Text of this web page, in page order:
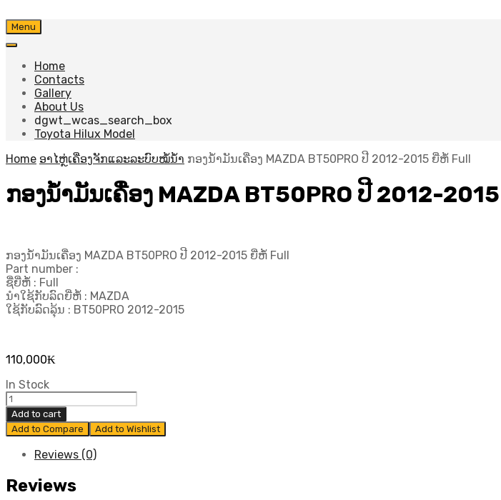
Skip
to
Menu
Home
Contacts
Gallery
About Us
dgwt_wcas_search_box
Toyota Hilux Model
Home ອາໄຫຼ່ເຄື່ອງຈັກແລະລະບົບໝໍ້ນ້ຳ ກອງນ້ຳມັນເຄື່ອງ MAZDA BT50PRO ປີ 2012-2015 ຍີ່ຫໍ້ Full
ກອງນ້ຳມັນເຄື່ອງ MAZDA BT50PRO ປີ 2012-
ກອງນ້ຳມັນເຄື່ອງ MAZDA BT50PRO ປີ 2012-2015 ຍີ່ຫໍ້ Full
Part number :
ຊື່ຍີ່ຫໍ້ : Full
ນຳໃຊ້ກັບລົດຍີ່ຫໍ້ : MAZDA
ໃຊ້ກັບລົດລຸ້ນ : BT50PRO 2012-2015
110,000₭
In Stock
ກອງ
ນ້ຳ
ມັນ
ເຄື່ອງ
MAZDA
ປີ
2012-
Add to cart
Add to Compare
Add to Wishlist
Reviews (0)
Reviews